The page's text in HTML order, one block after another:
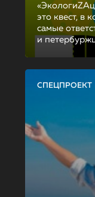
это квест, в
самые
и
СПЕЦПРОЕКТ